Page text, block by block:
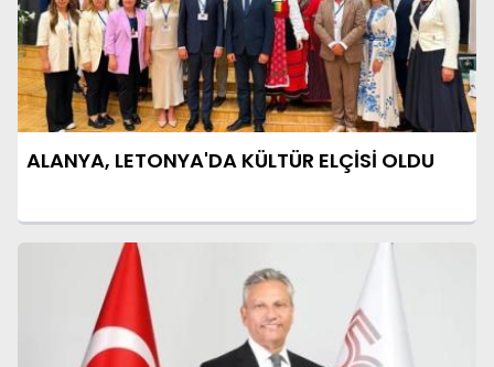
ALANYA, LETONYA'DA KÜLTÜR ELÇİSİ OLDU